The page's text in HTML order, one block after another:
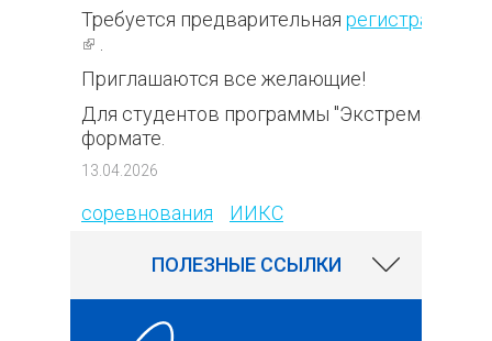
Требуется предварительная регистрация
(внешняя ссылка)
Приглашаются все желающие!
Для студентов программы
формате.
13.04.2026
соревнования ИИКС
ПОЛЕЗНЫЕ ССЫЛКИ